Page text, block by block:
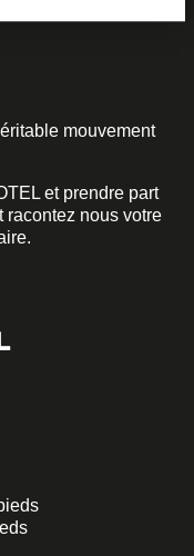
mouvement
et prendre part
racontez nous votre